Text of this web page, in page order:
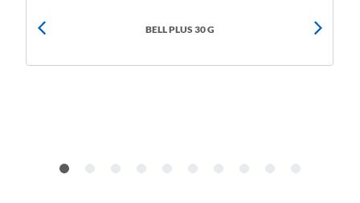
BELL PLUS 30 G